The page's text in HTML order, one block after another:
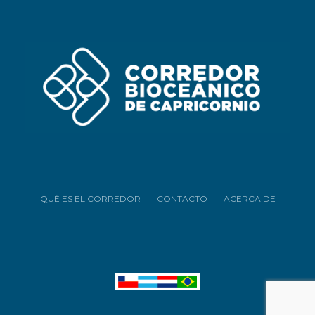
QUÉ ES EL CORREDOR CONTACTO ACERCA DE